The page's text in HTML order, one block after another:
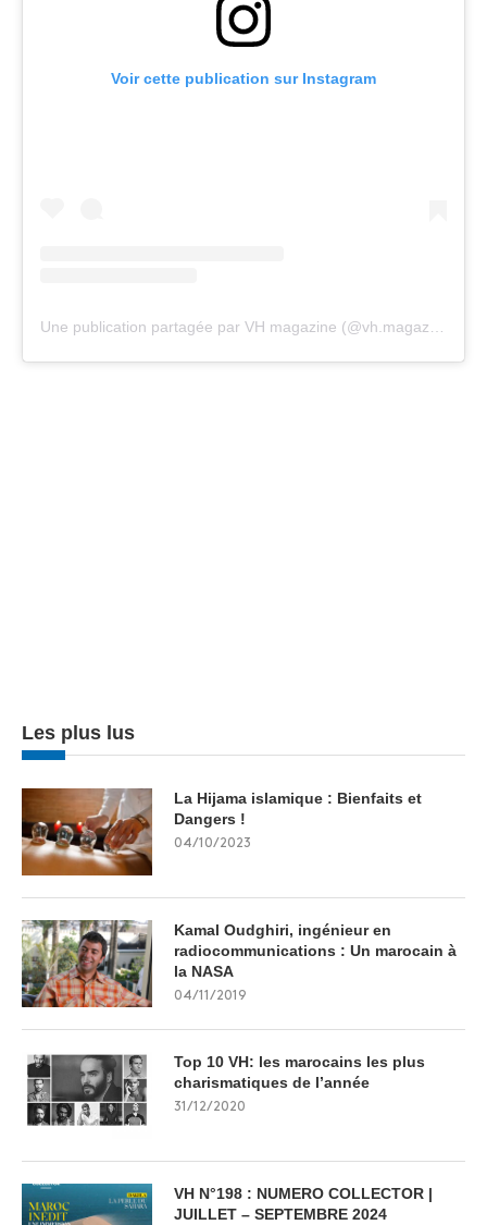
Voir cette publication sur Instagram
Une publication partagée par VH magazine (@vh.magazine)
Les plus lus
La Hijama islamique : Bienfaits et
Dangers !
04/10/2023
Kamal Oudghiri, ingénieur en
radiocommunications : Un marocain à
la NASA
04/11/2019
Top 10 VH: les marocains les plus
charismatiques de l’année
31/12/2020
VH N°198 : NUMERO COLLECTOR |
JUILLET – SEPTEMBRE 2024